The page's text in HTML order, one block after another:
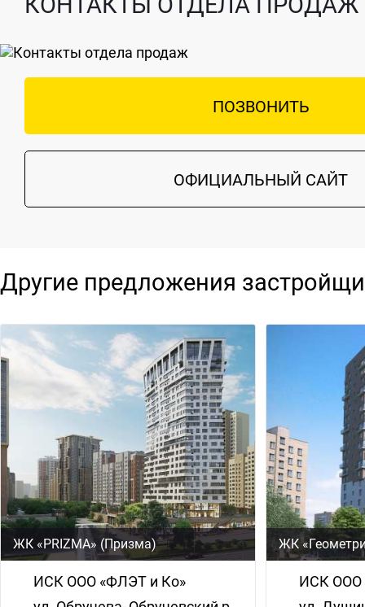
ПОЗВОНИТЬ
ОФИЦИАЛЬНЫЙ САЙТ
Другие предложения
ЖК «PRIZMA» (Призма)
ИСК ООО «ФЛЭТ и Ко»
ЖК
ИСК ООО